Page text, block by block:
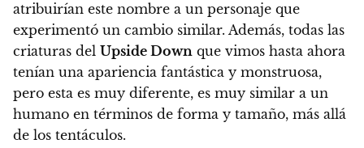
atribuirían este nombre a un personaje que
experimentó un cambio similar. Además, todas las
criaturas del Upside Down que vimos hasta ahora
tenían una apariencia fantástica y monstruosa,
pero esta es muy diferente, es muy similar a un
humano en términos de forma y tamaño, más allá
de los tentáculos.